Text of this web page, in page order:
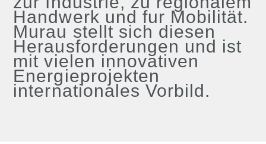
Handwerk und fur Mobilität.
Murau stellt sich diesen
Herausforderungen und ist
mit vielen innovativen
Energieprojekten
internationales Vorbild.